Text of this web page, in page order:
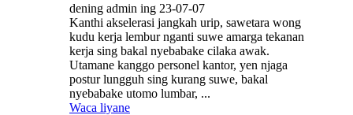
dening admin ing 23-07-07
Kanthi akselerasi jangkah urip, sawetara wong
kudu kerja lembur nganti suwe amarga tekanan
kerja sing bakal nyebabake cilaka awak.
Utamane kanggo personel kantor, yen njaga
postur lungguh sing kurang suwe, bakal
nyebabake utomo lumbar, ...
Waca liyane